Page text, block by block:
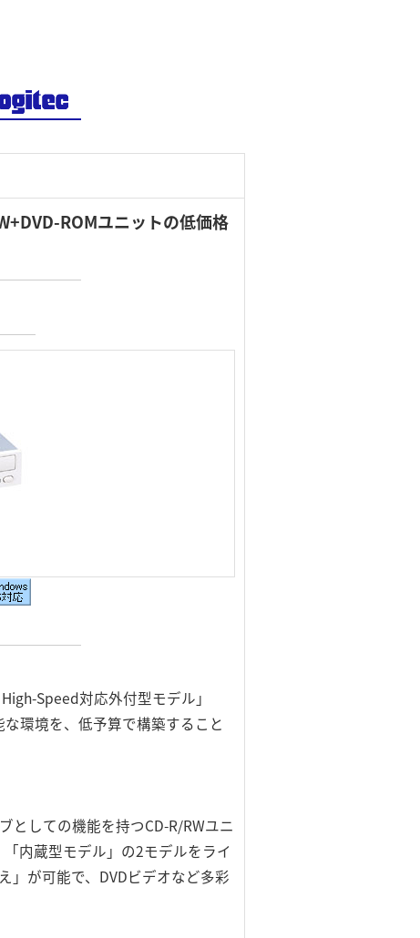
ROMユニットの低価格
Speed対応外付型モデル」
環境を、低予算で構築すること
しての機能を持つCD-R/RWユニ
内蔵型モデル」の2モデルをライ
」が可能で、DVDビデオなど多彩